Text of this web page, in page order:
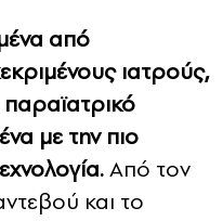
από
ιατρούς,
παραϊατρικό
με την πιο
Από τον
και το